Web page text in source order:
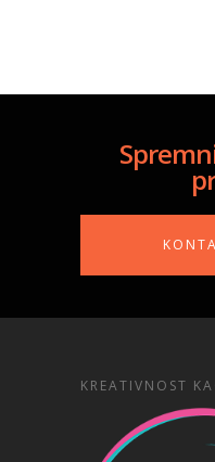
KREATIVNOST